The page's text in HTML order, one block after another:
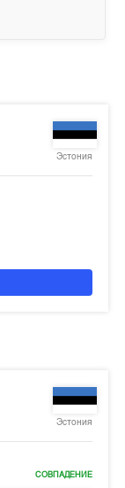
Эстония
Эстония
СОВПАДЕНИЕ